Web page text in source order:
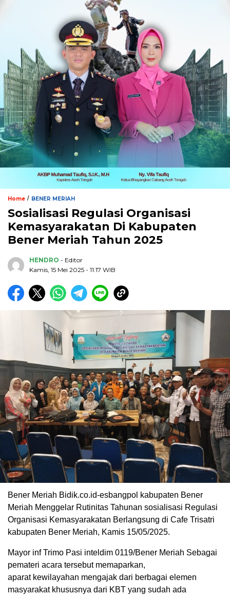
Home / BENER MERIAH
Sosialisasi Regulasi Organisasi
Kemasyarakatan Di Kabupaten
Bener Meriah Tahun 2025
HENDRO - Editor
Kamis, 15 Mei 2025 - 11:17 WIB
Bener Meriah Bidik.co.id-esbangpol kabupaten Bener
Meriah Menggelar Rutinitas Tahunan sosialisasi Regulasi
Organisasi Kemasyarakatan Berlangsung di Cafe Trisatri
kabupaten Bener Meriah, Kamis 15/05/2025.
Mayor inf Trimo Pasi inteldim 0119/Bener Meriah Sebagai
pemateri acara tersebut memaparkan,
aparat kewilayahan mengajak dari berbagai elemen
masyarakat khususnya dari KBT yang sudah ada